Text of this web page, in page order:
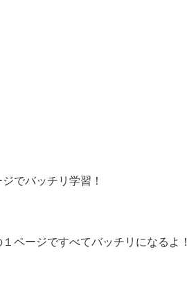
でバッチリ学習！
ページですべてバッチリになるよ！